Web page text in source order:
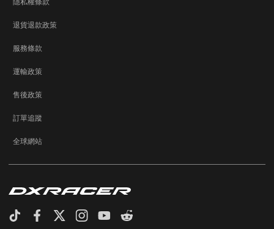
退貨退款政策
服務條款
運輸政策
售後政策
訂單追蹤
全球網站